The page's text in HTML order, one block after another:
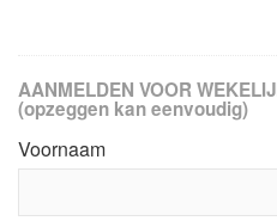
AANMELDEN VOOR
(opzeggen kan eenvoudig)
Voornaam